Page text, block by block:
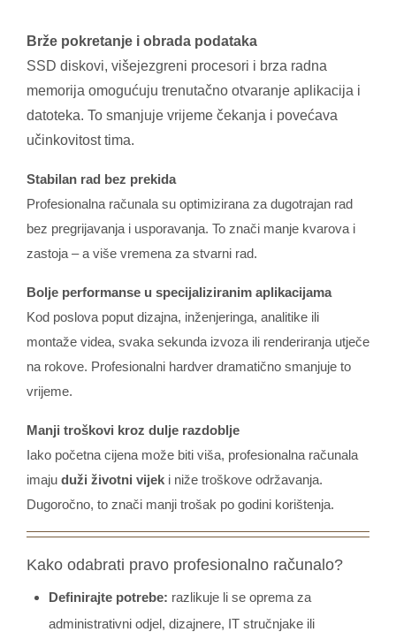
Brže pokretanje i obrada podataka
SSD diskovi, višejezgreni procesori i brza radna
memorija omogućuju trenutačno otvaranje aplikacija i
datoteka. To smanjuje vrijeme čekanja i povećava
učinkovitost tima.
Stabilan rad bez prekida
Profesionalna računala su optimizirana za dugotrajan rad
bez pregrijavanja i usporavanja. To znači manje kvarova i
zastoja – a više vremena za stvarni rad.
Bolje performanse u specijaliziranim aplikacijama
Kod poslova poput dizajna, inženjeringa, analitike ili
montaže videa, svaka sekunda izvoza ili renderiranja utječe
na rokove. Profesionalni hardver dramatično smanjuje to
vrijeme.
Manji troškovi kroz dulje razdoblje
Iako početna cijena može biti viša, profesionalna računala
imaju duži životni vijek i niže troškove održavanja.
Dugoročno, to znači manji trošak po godini korištenja.
Kako odabrati pravo profesionalno računalo?
Definirajte potrebe: razlikuje li se oprema za
administrativni odjel, dizajnere, IT stručnjake ili